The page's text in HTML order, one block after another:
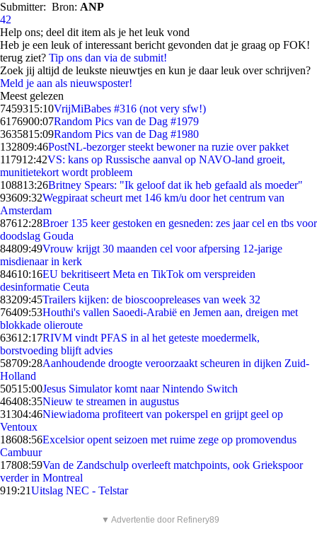
Submitter: Bron: ANP
42
Help ons; deel dit item als je het leuk vond
Heb je een leuk of interessant bericht gevonden dat je graag op FOK!
terug ziet? Tip ons dan via de submit!
Zoek jij altijd de leukste nieuwtjes en kun je daar leuk over schrijven?
Meld je aan als nieuwsposter!
Meest gelezen
7459315:10VrijMiBabes #316 (not very sfw!)
6176900:07Random Pics van de Dag #1979
3635815:09Random Pics van de Dag #1980
132809:46PostNL-bezorger steekt bewoner na ruzie over pakket
117912:42VS: kans op Russische aanval op NAVO-land groeit,
munitietekort wordt probleem
108813:26Britney Spears: "Ik geloof dat ik heb gefaald als moeder"
93609:32Wegpiraat scheurt met 146 km/u door het centrum van
Amsterdam
87612:28Broer 135 keer gestoken en gesneden: zes jaar cel en tbs voor
doodslag Gouda
84809:49Vrouw krijgt 30 maanden cel voor afpersing 12-jarige
misdienaar in kerk
84610:16EU bekritiseert Meta en TikTok om verspreiden
desinformatie Ceuta
83209:45Trailers kijken: de bioscoopreleases van week 32
76409:53Houthi's vallen Saoedi-Arabië en Jemen aan, dreigen met
blokkade olieroute
63612:17RIVM vindt PFAS in al het geteste moedermelk,
borstvoeding blijft advies
58709:28Aanhoudende droogte veroorzaakt scheuren in dijken Zuid-
Holland
50515:00Jesus Simulator komt naar Nintendo Switch
46408:35Nieuw te streamen in augustus
31304:46Niewiadoma profiteert van pokerspel en grijpt geel op
Ventoux
18608:56Excelsior opent seizoen met ruime zege op promovendus
Cambuur
17808:59Van de Zandschulp overleeft matchpoints, ook Griekspoor
verder in Montreal
919:21Uitslag NEC - Telstar
▼ Advertentie door Refinery89